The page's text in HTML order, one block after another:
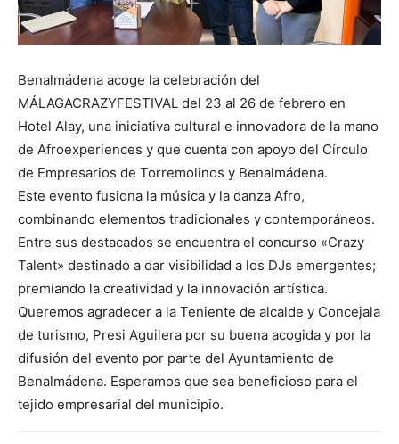
Benalmádena acoge la celebración del
MÁLAGACRAZYFESTIVAL del 23 al 26 de febrero en
Hotel Alay, una iniciativa cultural e innovadora de la mano
de Afroexperiences y que cuenta con apoyo del Círculo
de Empresarios de Torremolinos y Benalmádena.
Este evento fusiona la música y la danza Afro,
combinando elementos tradicionales y contemporáneos.
Entre sus destacados se encuentra el concurso «Crazy
Talent» destinado a dar visibilidad a los DJs emergentes;
premiando la creatividad y la innovación artística.
Queremos agradecer a la Teniente de alcalde y Concejala
de turismo, Presi Aguilera por su buena acogida y por la
difusión del evento por parte del Ayuntamiento de
Benalmádena. Esperamos que sea beneficioso para el
tejido empresarial del municipio.